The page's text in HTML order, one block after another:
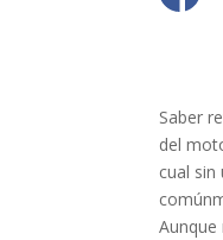
Saber
del
cual